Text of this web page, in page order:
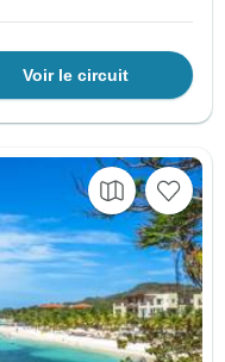
Voir le circuit